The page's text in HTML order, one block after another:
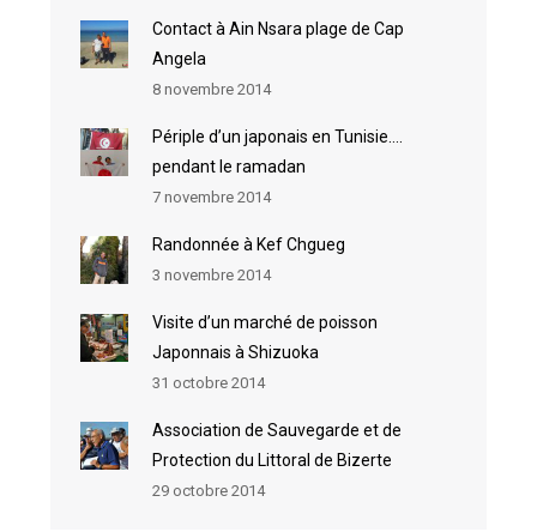
Contact à Ain Nsara plage de Cap
Angela
8 novembre 2014
Périple d’un japonais en Tunisie….
pendant le ramadan
7 novembre 2014
Randonnée à Kef Chgueg
3 novembre 2014
Visite d’un marché de poisson
Japonnais à Shizuoka
31 octobre 2014
Association de Sauvegarde et de
Protection du Littoral de Bizerte
29 octobre 2014